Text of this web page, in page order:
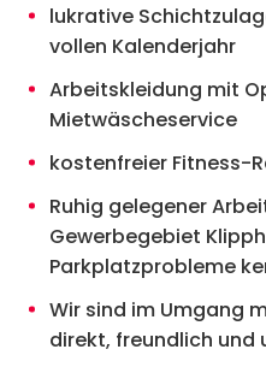
lukrative
vollen Kalenderjahr
Arbeitskleidung mit
Mietwäscheservice
kostenfreier Fitness-
Ruhig gelegener
Gewerbegebiet
Parkplatzprobleme
Wir sind im Umgang
direkt, freundlich und